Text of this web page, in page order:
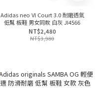
Adidas neo Vl Court 3.0 耐磨透氣
低幫 板鞋 男女同款 白灰 JI4566
NT$2,480
NT$3,980